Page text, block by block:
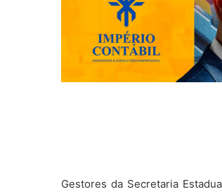
Gestores da Secretaria